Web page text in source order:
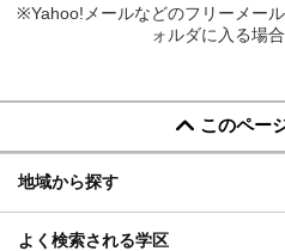
※Yahoo!メールなどのフリーメー
ォルダに入る場
このペー
地域から探す
よく検索される学区